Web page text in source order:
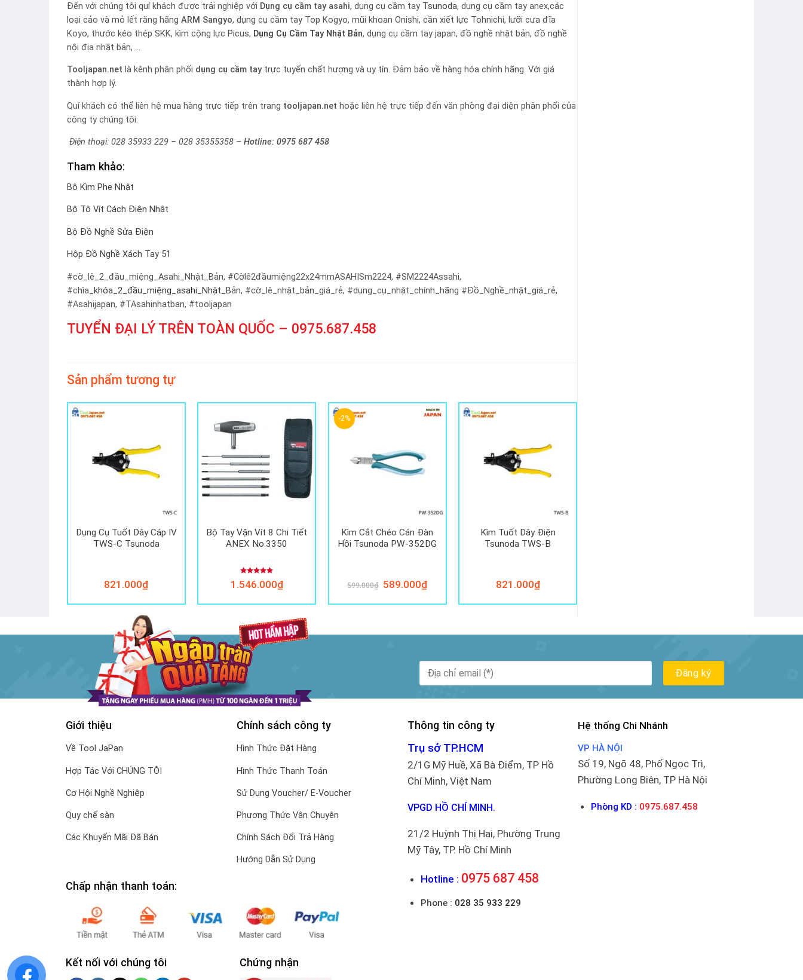
Đến với chúng tôi quí khách được trải nghiệp với Dụng cụ cầm tay asahi, dụng cụ cầm tay Tsunoda, dụng cụ cầm tay anex,các
loại cảo và mỏ lết răng hãng ARM Sangyo, dụng cụ cầm tay Top Kogyo, mũi khoan Onishi, cần xiết lực Tohnichi, lưỡi cưa đĩa
Koyo, thước kéo thép SKK, kìm cộng lực Picus, Dụng Cụ Cầm Tay Nhật Bản, dụng cụ cầm tay japan, đồ nghề nhật bản, đồ nghề
nội địa nhật bản, …
Tooljapan.net là kênh phân phối dụng cụ cầm tay trực tuyến chất hượng và uy tín. Đảm bảo về hàng hóa chính hãng. Với giá
thành hợp lý.
Quí khách có thể liên hệ mua hàng trực tiếp trên trang tooljapan.net hoặc liên hệ trực tiếp đến văn phòng đại diện phân phối của
công ty chúng tôi.
Điện thoại: 028 35933 229 – 028 35355358 – Hotline: 0975 687 458
Tham khảo:
Bộ Kìm Phe Nhật
Bộ Tô Vít Cách Điện Nhật
Bộ Đồ Nghề Sửa Điện
Hộp Đồ Nghề Xách Tay 51
#cờ_lê_2_đầu_miệng_Asahi_Nhật_Bản, #Cờlê2đầumiệng22x24mmASAHISm2224, #SM2224Assahi,
#chìa _khóa_2_đầu_miệng_asahi_Nhật_Bản, #cờ_lê_nhật_bản_giá_rẻ, #dụng_cụ_nhật_chính_hãng #Đồ_Nghề_nhật_giá_rẻ,
#Asahijapan, #TAsahinhatban, #tooljapan
TUYỂN ĐẠI LÝ TRÊN TOÀN QUỐC – 0975.687.458
Sản phẩm tương tự
Dụng Cụ Tuốt Dây Cáp IV
TWS-C Tsunoda
821.000₫
Bộ Tay Vặn Vít 8 Chi Tiết
ANEX No.3350
Được xếp
hạng5.00
1.546.000₫
-2%
Kìm Cắt Chéo Cán Đàn
Hồi Tsunoda PW-352DG
599.000₫
Giá
là:
589.000₫Giá
tại
Kìm Tuốt Dây Điện
Tsunoda TWS-B
821.000₫
Giới thiệu
Về Tool JaPan
Hợp Tác Với CHÚNG TÔI
Cơ Hội Nghề Nghiệp
Quy chế sàn
Các Khuyến Mãi Đã Bán
Chính sách công ty
Hình Thức Đặt Hàng
Hình Thức Thanh Toán
Sử Dụng Voucher/ E-Voucher
Phương Thức Vận Chuyên
Chính Sách Đổi Trả Hàng
Hướng Dẫn Sử Dụng
Chấp nhận thanh toán:
Kết nối với chúng tôi Chứng nhận
Thông tin công ty
Trụ sở TP.HCM
2/1G Mỹ Huề, Xã Bà Điểm, TP Hồ
Chí Minh, Việt Nam
VPGD HỒ CHÍ MINH.
21/2 Huỳnh Thị Hai, Phường Trung
Mỹ Tây, TP. Hồ Chí Minh
Hotline : 0975 687 458
Phone : 028 35 933 229
Hệ thống Chi Nhánh
VP HÀ NỘI
Số 19, Ngõ 48, Phố Ngọc Trì,
Phường Long Biên, TP Hà Nội
Phòng KD : 0975.687.458